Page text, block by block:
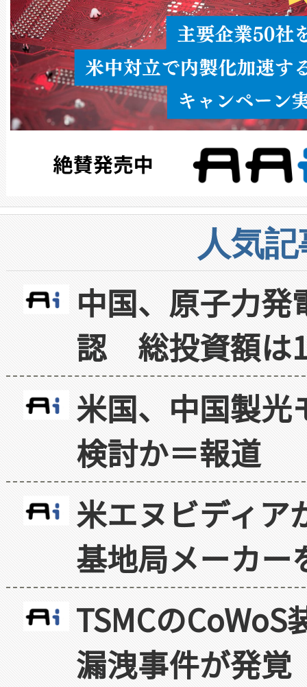
人気
中国、原子力
認 総投資額は
米国、中国製光
検討か＝報道
米エヌビディア
基地局メーカー
TSMCの
漏洩事件が発覚